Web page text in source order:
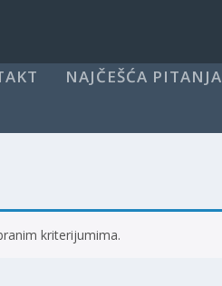
NAJČEŠĆA PITANJA
kriterijumima.